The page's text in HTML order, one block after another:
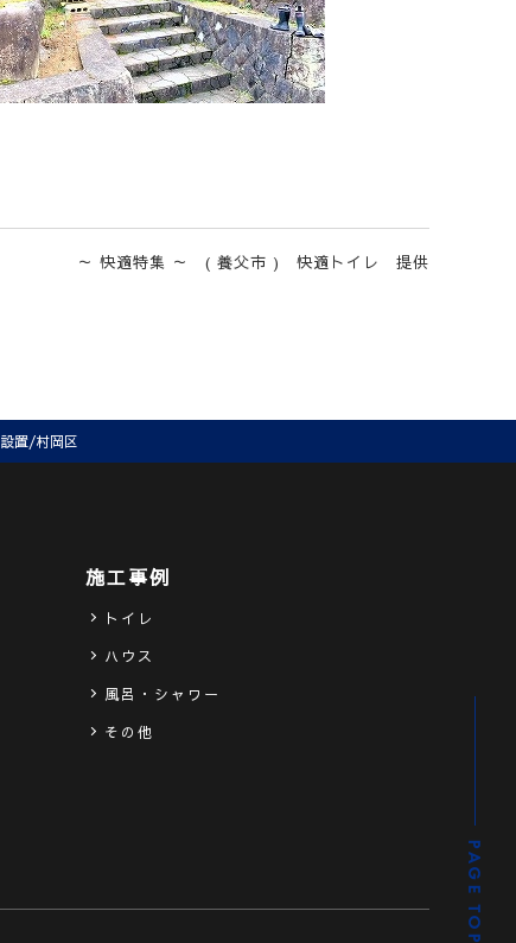
～ 快適特集 ～ ( 養父市 ) 快適トイレ 提供
置/村岡区
施工事例
トイレ
ハウス
風呂・シャワー
その他